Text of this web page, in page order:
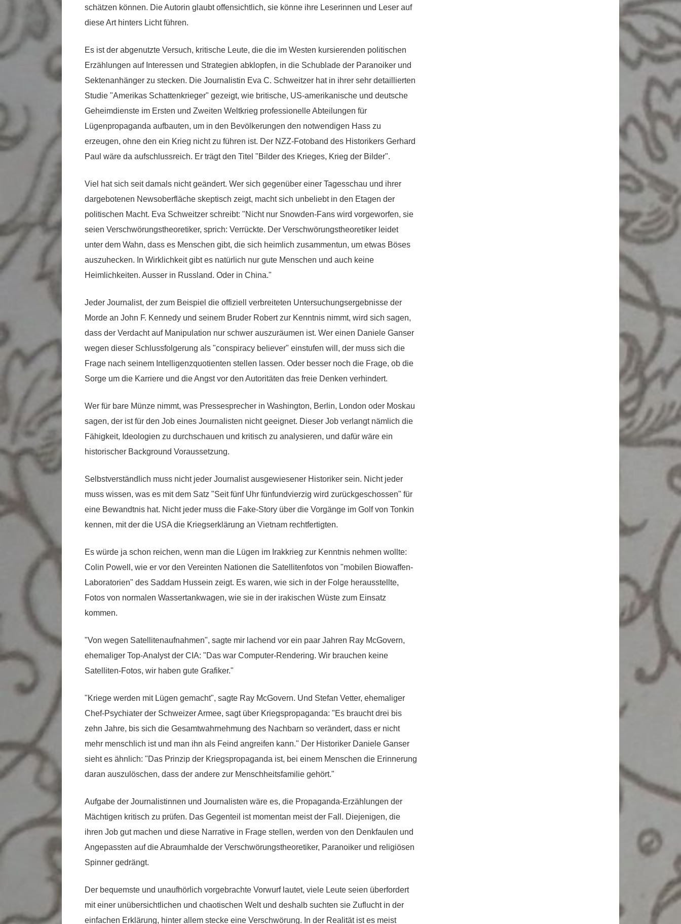
schätzen können. Die Autorin glaubt offensichtlich, sie könne ihre Leserinnen und Leser auf
diese Art hinters Licht führen.
Es ist der abgenutzte Versuch, kritische Leute, die die im Westen kursierenden politischen
Erzählungen auf Interessen und Strategien abklopfen, in die Schublade der Paranoiker und
Sektenanhänger zu stecken. Die Journalistin Eva C. Schweitzer hat in ihrer sehr detaillierten
Studie "Amerikas Schattenkrieger" gezeigt, wie britische, US-amerikanische und deutsche
Geheimdienste im Ersten und Zweiten Weltkrieg professionelle Abteilungen für
Lügenpropaganda aufbauten, um in den Bevölkerungen den notwendigen Hass zu
erzeugen, ohne den ein Krieg nicht zu führen ist. Der NZZ-Fotoband des Historikers Gerhard
Paul wäre da aufschlussreich. Er trägt den Titel "Bilder des Krieges, Krieg der Bilder".
Viel hat sich seit damals nicht geändert. Wer sich gegenüber einer Tagesschau und ihrer
dargebotenen Newsoberfläche skeptisch zeigt, macht sich unbeliebt in den Etagen der
politischen Macht. Eva Schweitzer schreibt: "Nicht nur Snowden-Fans wird vorgeworfen, sie
seien Verschwörungstheoretiker, sprich: Verrückte. Der Verschwörungstheoretiker leidet
unter dem Wahn, dass es Menschen gibt, die sich heimlich zusammentun, um etwas Böses
auszuhecken. In Wirklichkeit gibt es natürlich nur gute Menschen und auch keine
Heimlichkeiten. Ausser in Russland. Oder in China."
Jeder Journalist, der zum Beispiel die offiziell verbreiteten Untersuchungsergebnisse der
Morde an John F. Kennedy und seinem Bruder Robert zur Kenntnis nimmt, wird sich sagen,
dass der Verdacht auf Manipulation nur schwer auszuräumen ist. Wer einen Daniele Ganser
wegen dieser Schlussfolgerung als "conspiracy believer" einstufen will, der muss sich die
Frage nach seinem Intelligenzquotienten stellen lassen. Oder besser noch die Frage, ob die
Sorge um die Karriere und die Angst vor den Autoritäten das freie Denken verhindert.
Wer für bare Münze nimmt, was Pressesprecher in Washington, Berlin, London oder Moskau
sagen, der ist für den Job eines Journalisten nicht geeignet. Dieser Job verlangt nämlich die
Fähigkeit, Ideologien zu durchschauen und kritisch zu analysieren, und dafür wäre ein
historischer Background Voraussetzung.
Selbstverständlich muss nicht jeder Journalist ausgewiesener Historiker sein. Nicht jeder
muss wissen, was es mit dem Satz "Seit fünf Uhr fünfundvierzig wird zurückgeschossen" für
eine Bewandtnis hat. Nicht jeder muss die Fake-Story über die Vorgänge im Golf von Tonkin
kennen, mit der die USA die Kriegserklärung an Vietnam rechtfertigten.
Es würde ja schon reichen, wenn man die Lügen im Irakkrieg zur Kenntnis nehmen wollte:
Colin Powell, wie er vor den Vereinten Nationen die Satellitenfotos von "mobilen Biowaffen-
Laboratorien" des Saddam Hussein zeigt. Es waren, wie sich in der Folge herausstellte,
Fotos von normalen Wassertankwagen, wie sie in der irakischen Wüste zum Einsatz
kommen.
"Von wegen Satellitenaufnahmen", sagte mir lachend vor ein paar Jahren Ray McGovern,
ehemaliger Top-Analyst der CIA: "Das war Computer-Rendering. Wir brauchen keine
Satelliten-Fotos, wir haben gute Grafiker."
"Kriege werden mit Lügen gemacht", sagte Ray McGovern. Und Stefan Vetter, ehemaliger
Chef-Psychiater der Schweizer Armee, sagt über Kriegspropaganda: "Es braucht drei bis
zehn Jahre, bis sich die Gesamtwahrnehmung des Nachbarn so verändert, dass er nicht
mehr menschlich ist und man ihn als Feind angreifen kann." Der Historiker Daniele Ganser
sieht es ähnlich: "Das Prinzip der Kriegspropaganda ist, bei einem Menschen die Erinnerung
daran auszulöschen, dass der andere zur Menschheitsfamilie gehört."
Aufgabe der Journalistinnen und Journalisten wäre es, die Propaganda-Erzählungen der
Mächtigen kritisch zu prüfen. Das Gegenteil ist momentan meist der Fall. Diejenigen, die
ihren Job gut machen und diese Narrative in Frage stellen, werden von den Denkfaulen und
Angepassten auf die Abraumhalde der Verschwörungstheoretiker, Paranoiker und religiösen
Spinner gedrängt.
Der bequemste und unaufhörlich vorgebrachte Vorwurf lautet, viele Leute seien überfordert
mit einer unübersichtlichen und chaotischen Welt und deshalb suchten sie Zuflucht in der
einfachen Erklärung, hinter allem stecke eine Verschwörung. In der Realität ist es meist